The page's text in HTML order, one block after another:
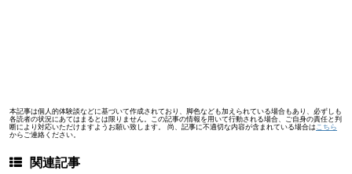
本記事は個人的体験談などに基づいて作成されており、脚色なども加えられている場合もあり、必ずしも
各読者の状況にあてはまるとは限りません。この記事の情報を用いて行動される場合、ご自身の責任と判
断により対応いただけますようお願い致します。 尚、記事に不適切な内容が含まれている場合は こちら
からご連絡ください。
関連記事